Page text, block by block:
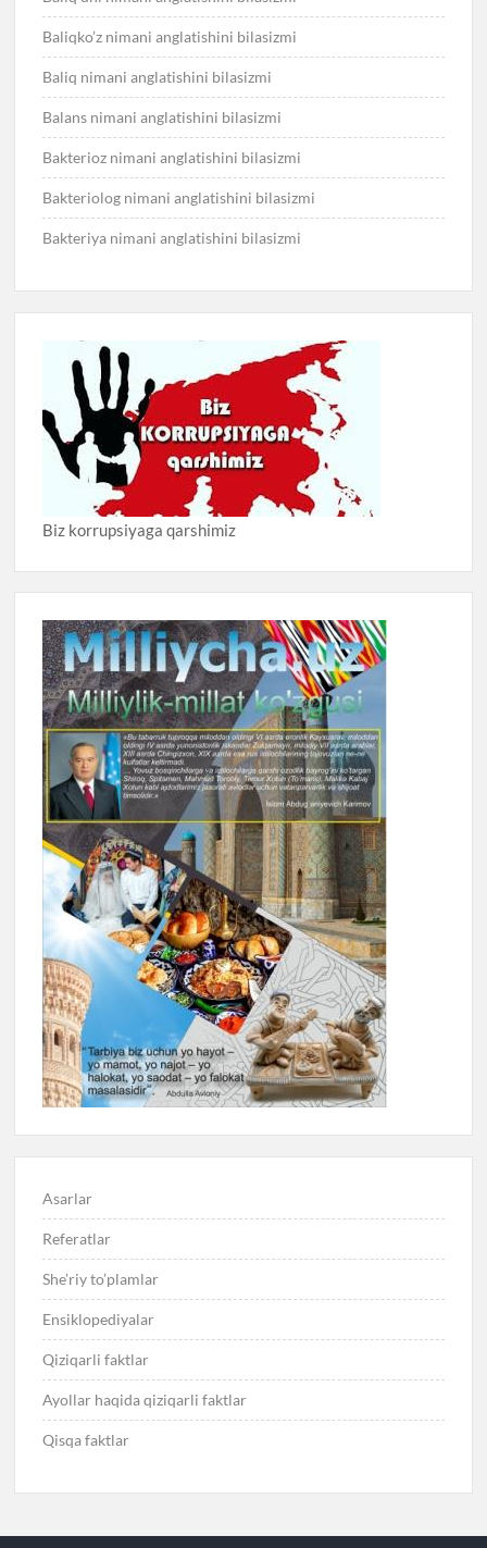
Baliqko’z nimani anglatishini bilasizmi
Baliq nimani anglatishini bilasizmi
Balans nimani anglatishini bilasizmi
Bakterioz nimani anglatishini bilasizmi
Bakteriolog nimani anglatishini bilasizmi
Bakteriya nimani anglatishini bilasizmi
Biz korrupsiyaga qarshimiz
Asarlar
Referatlar
She’riy to’plamlar
Ensiklopediyalar
Qiziqarli faktlar
Ayollar haqida qiziqarli faktlar
Qisqa faktlar